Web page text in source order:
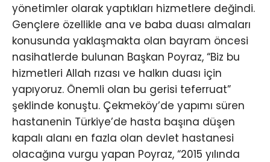
yönetimler olarak yaptıkları hizmetlere değindi.
Gençlere özellikle ana ve baba duası almaları
konusunda yaklaşmakta olan bayram öncesi
nasihatlerde bulunan Başkan Poyraz, “Biz bu
hizmetleri Allah rızası ve halkın duası için
yapıyoruz. Önemli olan bu gerisi teferruat”
şeklinde konuştu. Çekmeköy’de yapımı süren
hastanenin Türkiye’de hasta başına düşen
kapalı alanı en fazla olan devlet hastanesi
olacağına vurgu yapan Poyraz, “2015 yılında